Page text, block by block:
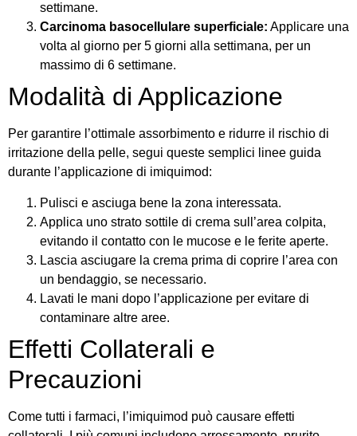
settimane.
Carcinoma basocellulare superficiale: Applicare una
volta al giorno per 5 giorni alla settimana, per un
massimo di 6 settimane.
Modalità di Applicazione
Per garantire l’ottimale assorbimento e ridurre il rischio di
irritazione della pelle, segui queste semplici linee guida
durante l’applicazione di imiquimod:
Pulisci e asciuga bene la zona interessata.
Applica uno strato sottile di crema sull’area colpita,
evitando il contatto con le mucose e le ferite aperte.
Lascia asciugare la crema prima di coprire l’area con
un bendaggio, se necessario.
Lavati le mani dopo l’applicazione per evitare di
contaminare altre aree.
Effetti Collaterali e
Precauzioni
Come tutti i farmaci, l’imiquimod può causare effetti